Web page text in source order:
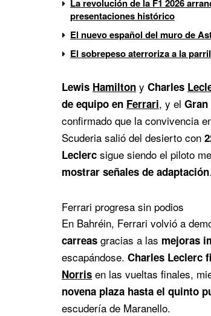
La revolución de la F1 2026
presentaciones histórico
El nuevo español del muro de
El sobrepeso aterroriza a la
Lewis Hamilton y Charles
de equipo en Ferrari, y el
confirmado que la convivencia
Scuderia salió del desierto con
Leclerc sigue siendo el piloto
mostrar señales de adaptación
Ferrari progresa sin podios
En Bahréin, Ferrari volvió a
carreas gracias a las mejoras
escapándose. Charles Leclerc
Norris en las vueltas finales,
novena plaza hasta el quinto
escudería de Maranello.